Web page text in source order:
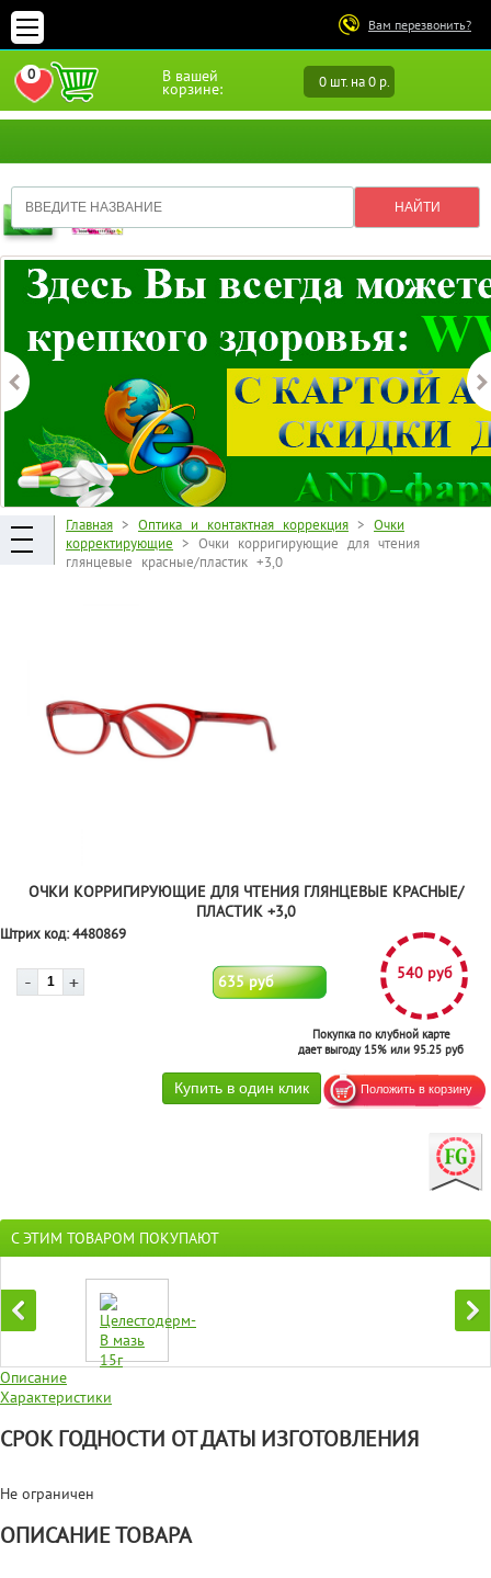
Вам перезвонить?
В вашей
корзине: 0 шт. на 0 р.
0
ПЕРЕЙТИ В ИЗБРАННОЕ
Главная > Оптика и контактная коррекция > Очки
корректирующие > Очки корригирующие для чтения
глянцевые красные/пластик +3,0
ОЧКИ КОРРИГИРУЮЩИЕ ДЛЯ ЧТЕНИЯ ГЛЯНЦЕВЫЕ КРАСНЫЕ/
ПЛАСТИК +3,0
Штрих код:4480869
635 руб 540 руб
Покупка по клубной карте
дает выгоду 15% или 95.25 руб
С ЭТИМ ТОВАРОМ ПОКУПАЮТ
Описание
Характеристики
СРОК ГОДНОСТИ ОТ ДАТЫ ИЗГОТОВЛЕНИЯ
Не ограничен
ОПИСАНИЕ ТОВАРА